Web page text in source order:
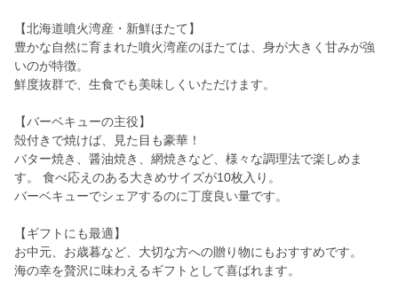
【北海道噴火湾産・新鮮ほたて】
豊かな自然に育まれた噴火湾産のほたては、身が大きく甘みが強
いのが特徴。
鮮度抜群で、生食でも美味しくいただけます。
【バーベキューの主役】
殻付きで焼けば、見た目も豪華！
バター焼き、醤油焼き、網焼きなど、様々な調理法で楽しめま
す。 食べ応えのある大きめサイズが10枚入り。
バーベキューでシェアするのに丁度良い量です。
【ギフトにも最適】
お中元、お歳暮など、大切な方への贈り物にもおすすめです。
海の幸を贅沢に味わえるギフトとして喜ばれます。